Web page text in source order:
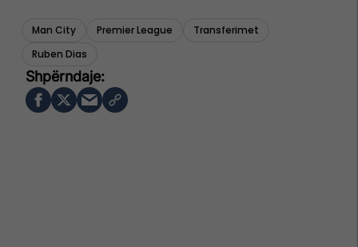
Man City Premier League
Transferimet
Ruben Dias